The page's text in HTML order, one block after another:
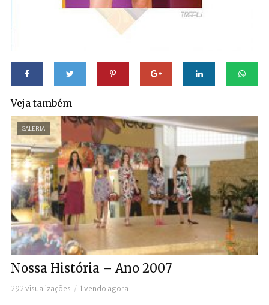
Veja também
GALERIA
Nossa História – Ano 2007
292 visualizações 1 vendo agora